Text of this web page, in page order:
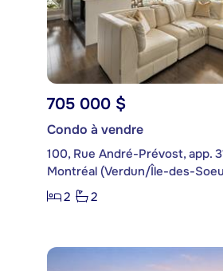
705 000 $
Condo à vendre
100, Rue André-Prévost, app.
Montréal (Verdun/Île-des-
2
2